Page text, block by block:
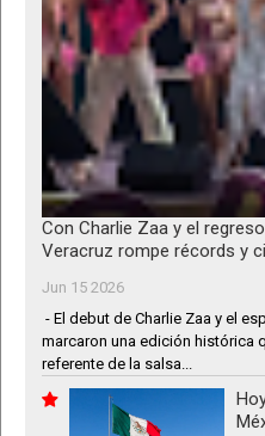
Con Charlie Zaa y el
Veracruz rompe récords y
Jun 15 2026
- El debut de Charlie Zaa y el
marcaron una edición histórica
referente de la salsa...